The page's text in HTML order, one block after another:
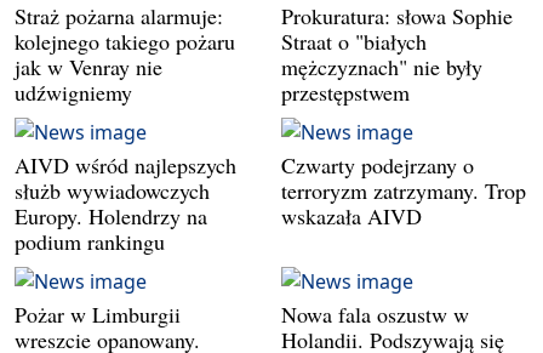
Straż pożarna alarmuje:
kolejnego takiego pożaru
jak w Venray nie
udźwigniemy
Prokuratura: słowa Sophie
Straat o "białych
mężczyznach" nie były
przestępstwem
AIVD wśród najlepszych
służb wywiadowczych
Europy. Holendrzy na
podium rankingu
Czwarty podejrzany o
terroryzm zatrzymany. Trop
wskazała AIVD
Pożar w Limburgii
wreszcie opanowany.
Nowa fala oszustw w
Holandii. Podszywają się